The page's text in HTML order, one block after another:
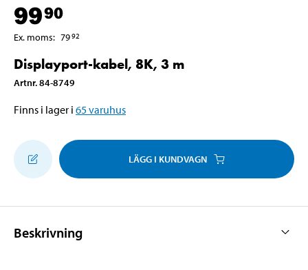
9990
Ex. moms: 7992
Displayport-kabel, 8K, 3 m
Artnr.84-8749
Finns i lager i 65varuhus
LÄGG I KUNDVAGN
Beskrivning